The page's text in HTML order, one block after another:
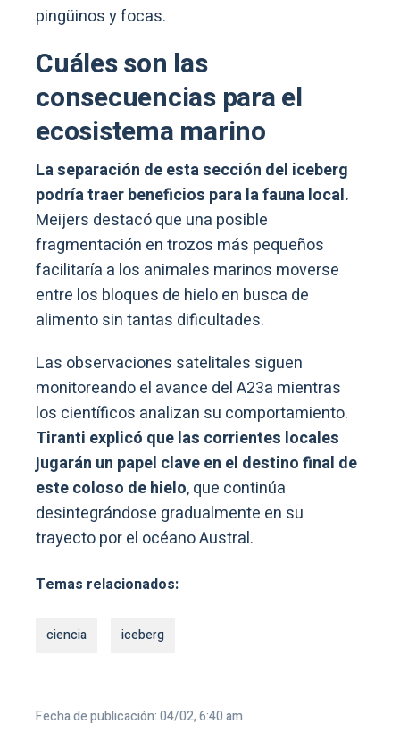
pingüinos y focas.
Cuáles son las
consecuencias para el
ecosistema marino
La separación de esta sección del iceberg
podría traer beneficios para la fauna local.
Meijers destacó que una posible
fragmentación en trozos más pequeños
facilitaría a los animales marinos moverse
entre los bloques de hielo en busca de
alimento sin tantas dificultades.
Las observaciones satelitales siguen
monitoreando el avance del A23a mientras
los científicos analizan su comportamiento.
Tiranti explicó que las corrientes locales
jugarán un papel clave en el destino final de
este coloso de hielo, que continúa
desintegrándose gradualmente en su
trayecto por el océano Austral.
Temas relacionados:
ciencia iceberg
Fecha de publicación: 04/02, 6:40 am